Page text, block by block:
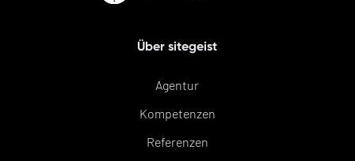
Über sitegeist
Agentur
Kompetenzen
Referenzen